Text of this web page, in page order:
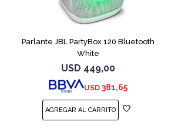
Parlante JBL PartyBox 120 Bluetooth
White
USD 449,00
USD 381,65